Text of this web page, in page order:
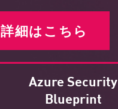
詳細はこちら
Azure Security
Blueprint